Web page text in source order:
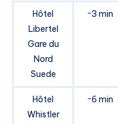
Hôtel
Libertel
Gare du
Nord
Suede
~3 min
Hôtel
Whistler
~6 min